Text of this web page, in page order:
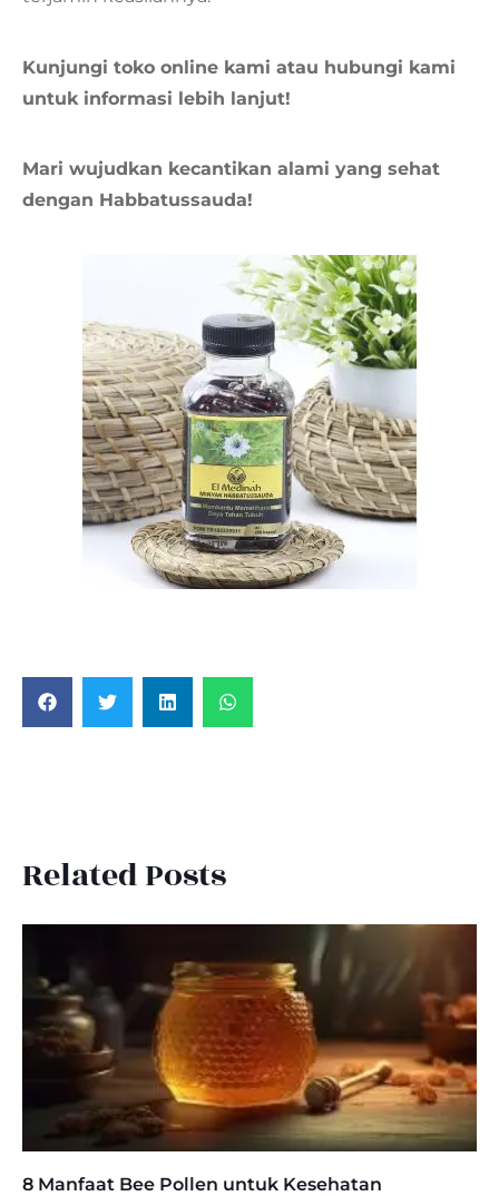
Kunjungi toko online kami atau hubungi kami
untuk informasi lebih lanjut!
Mari wujudkan kecantikan alami yang sehat
dengan Habbatussauda!
Related Posts
8 Manfaat Bee Pollen untuk Kesehatan